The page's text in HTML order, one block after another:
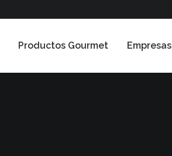
Productos Gourmet Empresas